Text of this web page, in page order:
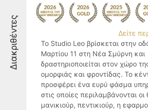
Διακριθέντες
Δείτε
Το Studio Leo βρίσκεται στην
Μαρτίου 11 στη Νέα Σμύρνη και
δραστηριοποιείται στον χώρο
ομορφιάς και φροντίδας. Το
προσφέρει ένα ευρύ φάσμα
στις οποίες περιλαμβάνονται οι
μανικιούρ, πεντικιούρ, η